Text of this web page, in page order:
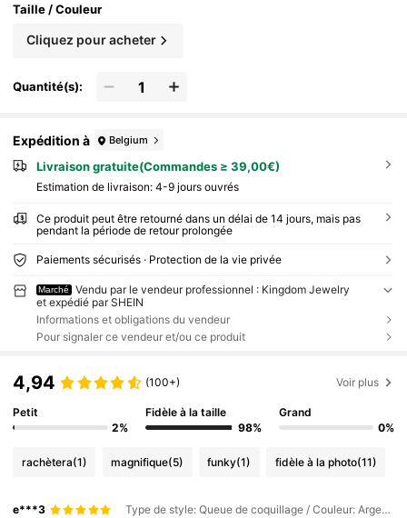
Taille / Couleur
Cliquez pour acheter
Quantité(s):
Expédition à Belgium
Livraison gratuite(Commandes ≥ 39,00€)
Estimation de livraison: 4-9 jours ouvrés
Ce produit peut être retourné dans un délai de 14 jours, mais pas
pendant la période de retour prolongée
Paiements sécurisés · Protection de la vie privée
Marché
Vendu par le vendeur professionnel : Kingdom Jewelry
et expédié par SHEIN
Informations et obligations du vendeur
Pour signaler ce vendeur et/ou ce produit
4,94 (100+) Voir plus
Petit
2%
Fidèle à la taille
98%
Grand
0%
rachètera(1) magnifique(5) funky(1) fidèle à la photo(11)
e***3 Type de style: Queue de coquillage / Couleur: Argent / Taille: Taille Unique